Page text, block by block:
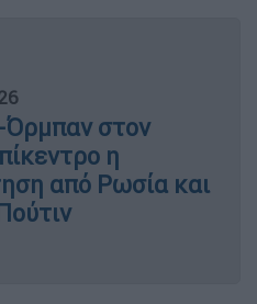
στον
η
από Ρωσία και